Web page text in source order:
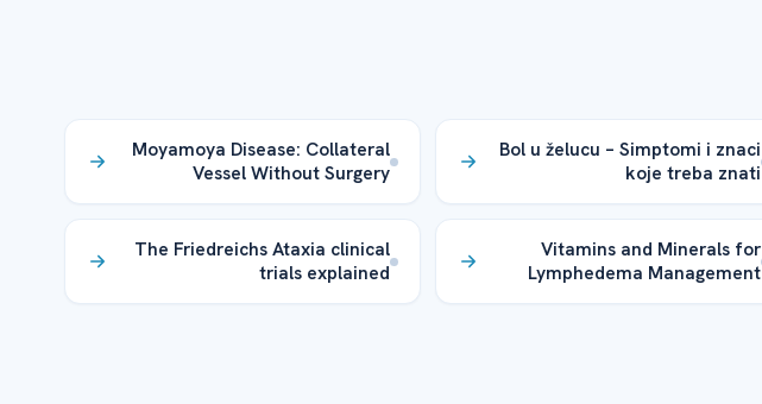
Bol u želucu – Simptomi i znaci
koje treba znati
Moyamoya Disease: Collateral
Vessel Without Surgery
Vitamins and Minerals for
Lymphedema Management
The Friedreichs Ataxia clinical
trials explained